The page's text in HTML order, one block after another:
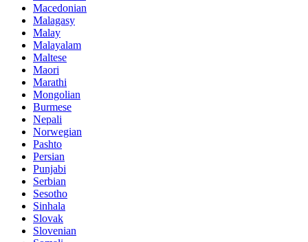
Macedonian
Malagasy
Malay
Malayalam
Maltese
Maori
Marathi
Mongolian
Burmese
Nepali
Norwegian
Pashto
Persian
Punjabi
Serbian
Sesotho
Sinhala
Slovak
Slovenian